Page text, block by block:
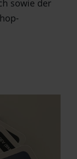
sowie der